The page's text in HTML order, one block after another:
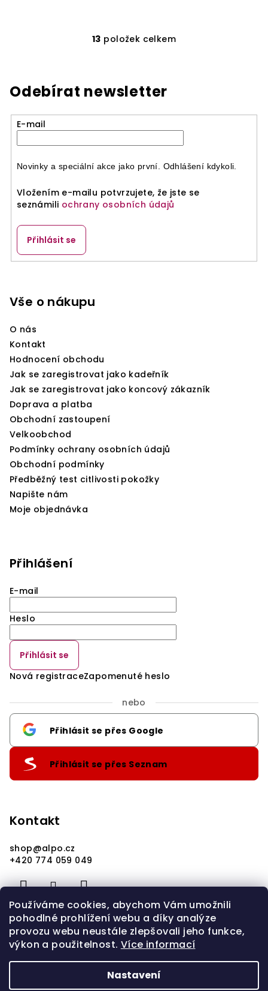
Používáme cookies, abychom Vám umožnili
pohodlné prohlížení webu a díky analýze
provozu webu neustále zlepšovali jeho funkce,
výkon a použitelnost. Více informací
Nastavení
O
á
d
a
c
í
r
k
y
i
13 položek celkem
Odebírat newsletter
E-mail
Novinky a speciální akce jako první. Odhlášení kdykoli.
Vložením e-mailu potvrzujete, že jste se
seznámili ochrany osobních údajů
Přihlásit se
Vše o nákupu
O nás
Kontakt
Hodnocení obchodu
Jak se zaregistrovat jako kadeřník
Jak se zaregistrovat jako koncový zákazník
Doprava a platba
Obchodní zastoupení
Velkoobchod
Podmínky ochrany osobních údajů
Obchodní podmínky
Předběžný test citlivosti pokožky
Napište nám
Moje objednávka
Přihlášení
E-mail
Heslo
Přihlásit se
Nová registraceZapomenuté heslo
nebo
Přihlásit se přes Google
Přihlásit se přes Seznam
Kontakt
shop@alpo.cz
+420 774 059 049